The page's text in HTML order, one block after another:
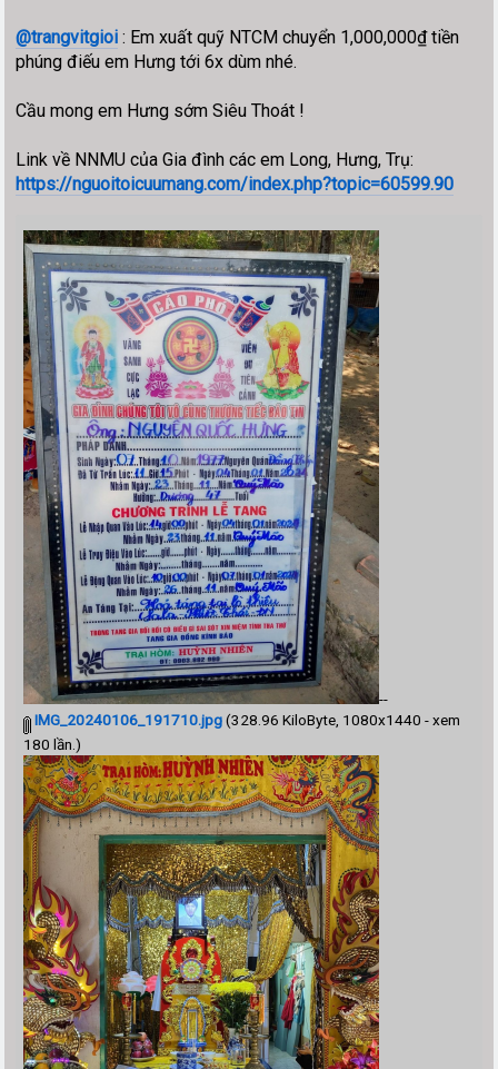
@trangvitgioi : Em xuất quỹ NTCM chuyển 1,000,000₫ tiền
phúng điếu em Hưng tới 6x dùm nhé.
Cầu mong em Hưng sớm Siêu Thoát !
Link về NNMU của Gia đình các em Long, Hưng, Trụ:
https://nguoitoicuumang.com/index.php?topic=60599.90
--
IMG_20240106_191710.jpg(328.96 KiloByte, 1080x1440 - xem
180 lần.)